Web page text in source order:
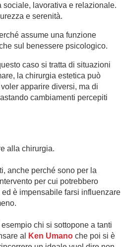
lavorativa e relazionale.
e serenità.
assume una funzione
sul benessere psicologico.
caso si tratta di situazioni
la chirurgia estetica può
apparire diversi, ma di
cambiamenti percepiti
alla chirurgia.
anche perché sono per la
per cui potrebbero
è impensabile farsi influenzare
chi si sottopone a tanti
al
Ken Umanoche poi si è